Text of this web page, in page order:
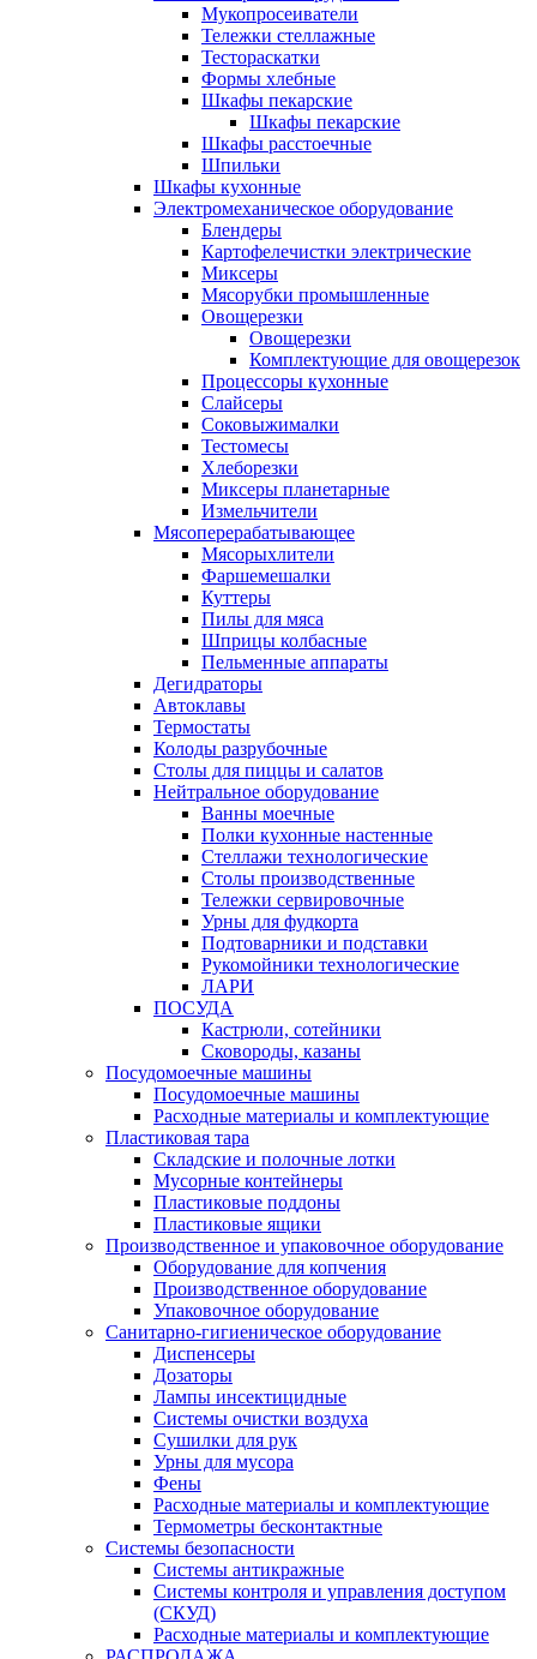
Мукопросеиватели
Тележки стеллажные
Тестораскатки
Формы хлебные
Шкафы пекарские
Шкафы пекарские
Шкафы расстоечные
Шпильки
Шкафы кухонные
Электромеханическое оборудование
Блендеры
Картофелечистки электрические
Миксеры
Мясорубки промышленные
Овощерезки
Овощерезки
Комплектующие для овощерезок
Процессоры кухонные
Слайсеры
Соковыжималки
Тестомесы
Хлеборезки
Миксеры планетарные
Измельчители
Мясоперерабатывающее
Мясорыхлители
Фаршемешалки
Куттеры
Пилы для мяса
Шприцы колбасные
Пельменные аппараты
Дегидраторы
Автоклавы
Термостаты
Колоды разрубочные
Столы для пиццы и салатов
Нейтральное оборудование
Ванны моечные
Полки кухонные настенные
Стеллажи технологические
Столы производственные
Тележки сервировочные
Урны для фудкорта
Подтоварники и подставки
Рукомойники технологические
ЛАРИ
ПОСУДА
Кастрюли, сотейники
Сковороды, казаны
Посудомоечные машины
Посудомоечные машины
Расходные материалы и комплектующие
Пластиковая тара
Складские и полочные лотки
Мусорные контейнеры
Пластиковые поддоны
Пластиковые ящики
Производственное и упаковочное оборудование
Оборудование для копчения
Производственное оборудование
Упаковочное оборудование
Санитарно-гигиеническое оборудование
Диспенсеры
Дозаторы
Лампы инсектицидные
Системы очистки воздуха
Сушилки для рук
Урны для мусора
Фены
Расходные материалы и комплектующие
Термометры бесконтактные
Системы безопасности
Системы антикражные
Системы контроля и управления доступом
(СКУД)
Расходные материалы и комплектующие